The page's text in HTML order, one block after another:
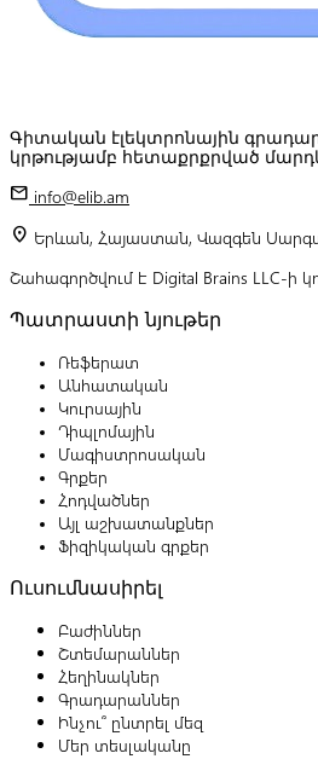
Գիտական էլեկտրոնային
կրթությամբ հետաքրքրված
mail info@elib.am
location_on Երևան, Հայաստան, Վազգեն
Շահագործվում է Digital Brains LLC-ի
Պատրաստի նյութեր
Ռեֆերատ
Անհատական
Կուրսային
Դիպլոմային
Մագիստրոսական
Գրքեր
Հոդվածներ
Այլ աշխատանքներ
Ֆիզիկական գրքեր
Ուսումնասիրել
Բաժիններ
Շտեմարաններ
Հեղինակներ
Գրադարաններ
Ինչու՞ ընտրել մեզ
Մեր տեսլականը